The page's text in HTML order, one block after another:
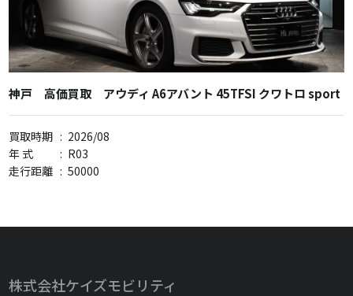
神戸 高価買取 アウディ A6アバント 45TFSI クワトロ sport
買取時期 : 2026/08
年 式
: R03
走行距離 : 50000
株式会社ケイズモビリティ